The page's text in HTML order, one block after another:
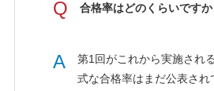
Q 合格率はどのくらいですか
A
第1回がこれから実施され
式な合格率はまだ公表され